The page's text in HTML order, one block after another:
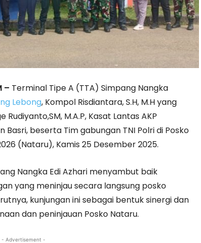
– Terminal Tipe A (TTA) Simpang Nangka
Lebong, Kompol Risdiantara, S.H, M.H yang
M.A.P, Kasat Lantas AKP
Basri, beserta Tim gabungan TNI Polri di Posko
(Nataru), Kamis 25 Desember 2025.
Nangka Edi Azhari menyambut baik
yang meninjau secara langsung posko
kunjungan ini sebagai bentuk sinergi dan
dan peninjauan Posko Nataru.
- Advertisement -